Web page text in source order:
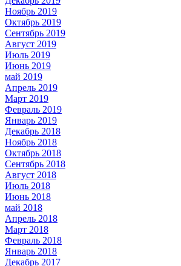
Ноябрь 2019
Октябрь 2019
Сентябрь 2019
Август 2019
Июль 2019
Июнь 2019
май 2019
Апрель 2019
Март 2019
Февраль 2019
Январь 2019
Декабрь 2018
Ноябрь 2018
Октябрь 2018
Сентябрь 2018
Август 2018
Июль 2018
Июнь 2018
май 2018
Апрель 2018
Март 2018
Февраль 2018
Январь 2018
Декабрь 2017